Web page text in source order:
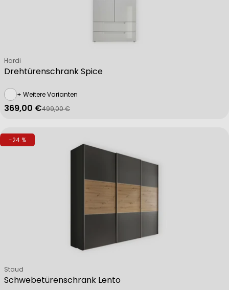
Drehtürenschrank Spice
Verkäufer:
Hardi
+ Weitere Varianten
Verkaufspreis
369,00 €
Regulärer Preis
499,00 €
-24 %
Schwebetürenschrank Lento
Verkäufer:
Staud